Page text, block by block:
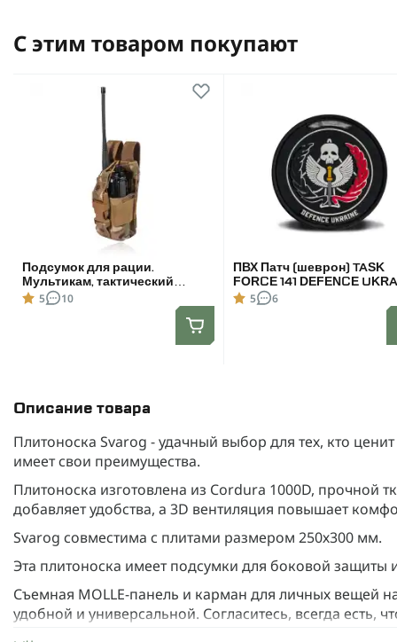
Описание товара
Плитоноска Svarog - удачный выбор для тех, кто
имеет свои преимущества.
Плитоноска изготовлена из Cordura 1000D, прочной
добавляет удобства, а 3D вентиляция повышает
Svarog совместима с плитами размером 250х300 мм.
Эта плитоноска имеет подсумки для боковой защиты
Съемная MOLLE-панель и карман для личных вещей
удобной и универсальной. Согласитесь, всегда есть,
С этим товаром покупают
Подсумок для рации.
Мультикам, тактический
подсумок для Motorola
5 10
ПВХ Патч (шеврон) TASK
FORCE 141 DEFENCE
чёрный
5 6